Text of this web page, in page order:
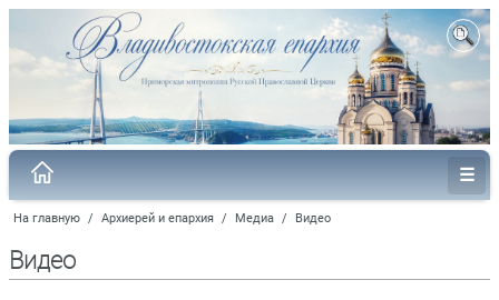
На главную / Архиерей и епархия / Медиа / Видео
Видео